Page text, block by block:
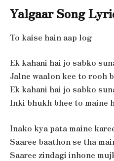
Yalgaar Song
To kaise hain aap log
Ek kahani hai jo sabko
Jalne waalon kee to rooh
Ek kahani hai jo sabko
Inki bhukh bhee to maine
Inako kya pata maine
Saaree baathon se tha
Saaree zindagi inhone